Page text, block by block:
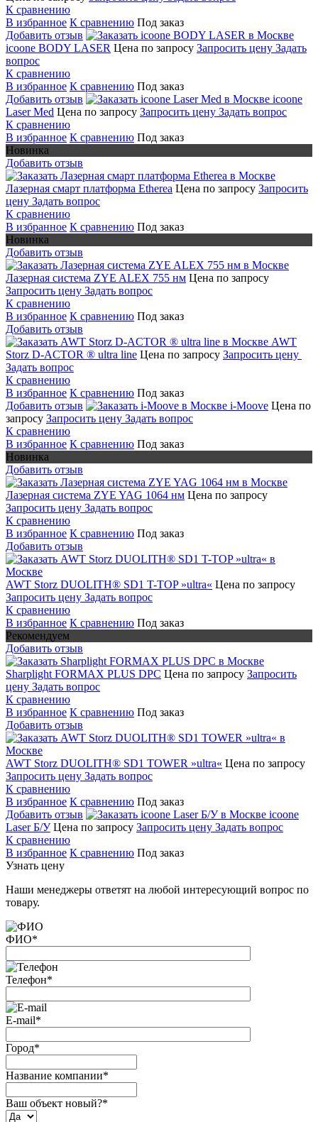
К сравнению
В избранное К сравнению Под заказ
Добавить отзыв
icoone BODY LASER Цена по запросу Запросить цену Задать
вопрос
К сравнению
В избранное К сравнению Под заказ
Добавить отзыв
icoone
Laser Med Цена по запросу Запросить цену Задать вопрос
К сравнению
В избранное К сравнению Под заказ
Новинка
Добавить отзыв
Лазерная смарт платформа Etherea Цена по запросу Запросить
цену Задать вопрос
К сравнению
В избранное К сравнению Под заказ
Новинка
Добавить отзыв
Лазерная система ZYE ALEX 755 нм Цена по запросу
Запросить цену Задать вопрос
К сравнению
В избранное К сравнению Под заказ
Добавить отзыв
AWT
Storz D-ACTOR ® ultra line Цена по запросу Запросить цену
Задать вопрос
К сравнению
В избранное К сравнению Под заказ
Добавить отзыв
i-Moove Цена по
запросу Запросить цену Задать вопрос
К сравнению
В избранное К сравнению Под заказ
Новинка
Добавить отзыв
Лазерная система ZYE YAG 1064 нм Цена по запросу
Запросить цену Задать вопрос
К сравнению
В избранное К сравнению Под заказ
Добавить отзыв
AWT Storz DUOLITH® SD1 T-TOP »ultra« Цена по запросу
Запросить цену Задать вопрос
К сравнению
В избранное К сравнению Под заказ
Рекомендуем
Добавить отзыв
Sharplight FORMAX PLUS DPC Цена по запросу Запросить
цену Задать вопрос
К сравнению
В избранное К сравнению Под заказ
Добавить отзыв
AWT Storz DUOLITH® SD1 TOWER »ultra« Цена по запросу
Запросить цену Задать вопрос
К сравнению
В избранное К сравнению Под заказ
Добавить отзыв
icoone
Laser Б/У Цена по запросу Запросить цену Задать вопрос
К сравнению
В избранное К сравнению Под заказ
Узнать цену
Наши менеджеры ответят на любой интересующий вопрос по
товару.
ФИО*
Телефон*
E-mail*
Город*
Название компании*
Ваш объект новый?*